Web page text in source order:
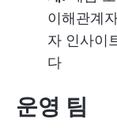
이해관계
자 인사이
다
운영 팀